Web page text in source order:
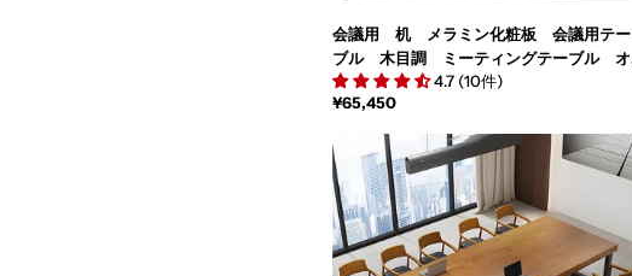
会議用 机 メラミン化粧板 会議用テー
ブル 木目調 ミーティングテーブル オ
フィステーブル テーブル シンプルでお
しゃれな会議用テーブル カスタマイズ可
能 HYZ-K-004
4.7 (10件)
通
価
格
¥65,450